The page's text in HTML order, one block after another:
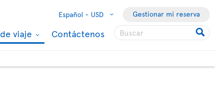
Español - USD Gestionar mi reserva
viaje Contáctenos